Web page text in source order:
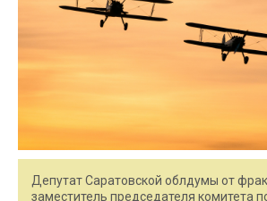
Депутат Саратовской облдумы от
заместитель председателя комитета